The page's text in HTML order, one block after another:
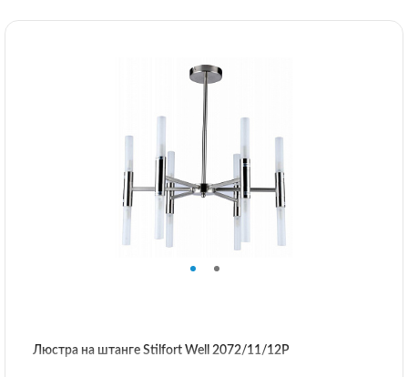
Люстра на штанге Stilfort Well 2072/11/12P